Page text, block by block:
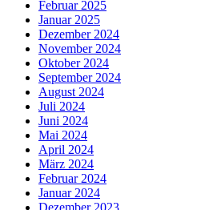
Februar 2025
Januar 2025
Dezember 2024
November 2024
Oktober 2024
September 2024
August 2024
Juli 2024
Juni 2024
Mai 2024
April 2024
März 2024
Februar 2024
Januar 2024